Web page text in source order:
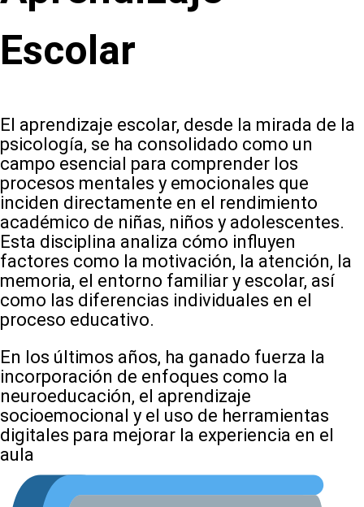
Escolar
El aprendizaje escolar, desde la mirada de la
psicología, se ha consolidado como un
campo esencial para comprender los
procesos mentales y emocionales que
inciden directamente en el rendimiento
académico de niñas, niños y adolescentes.
Esta disciplina analiza cómo influyen
factores como la motivación, la atención, la
memoria, el entorno familiar y escolar, así
como las diferencias individuales en el
proceso educativo.
En los últimos años, ha ganado fuerza la
incorporación de enfoques como la
neuroeducación, el aprendizaje
socioemocional y el uso de herramientas
digitales para mejorar la experiencia en el
aula